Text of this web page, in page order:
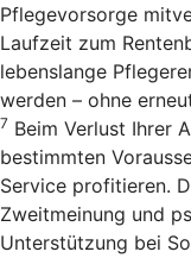
Pflegevorsorge
Laufzeit zum
lebenslange
werden – ohne
7 Beim Verlust Ihrer
bestimmten
Service profitieren.
Zweitmeinung und
Unterstützung bei